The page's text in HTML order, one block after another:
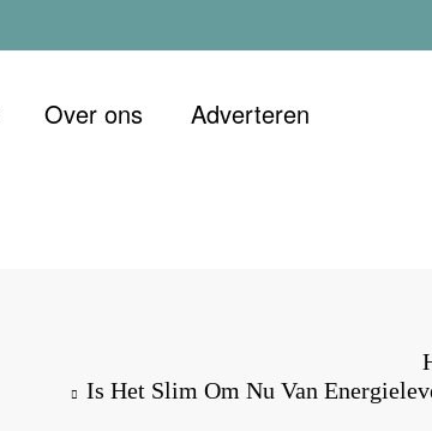
Over ons Adverteren
Is Het Slim Om Nu Van